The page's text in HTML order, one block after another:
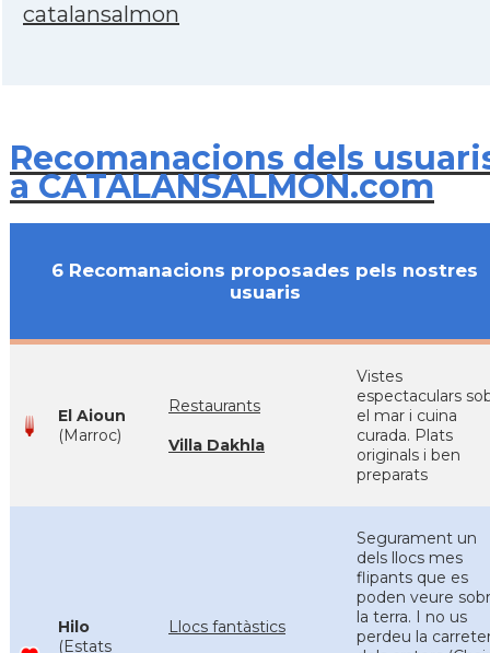
catalansalmon
Recomanacions dels
a CATALANSALMON.com
6 Recomanacions proposades pels nostres
usuaris
El Aioun
(Marroc)
Restaurants
Villa Dakhla
Vistes
espectaculars
el mar i cuina
curada. Plats
originals i ben
preparats
Hilo
(Estats
Llocs fantàstics
Segurament un
dels llocs mes
flipants que es
poden veure
la terra. I no us
perdeu la